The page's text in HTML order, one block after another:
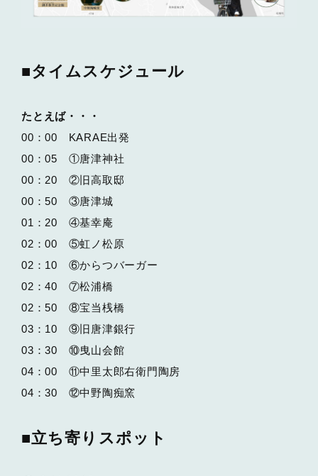
■タイムスケジュール
たとえば・・・
00：00 KARAE出発
00：05 ①唐津神社
00：20 ②旧高取邸
00：50 ③唐津城
01：20 ④基幸庵
02：00 ⑤虹ノ松原
02：10 ⑥からつバーガー
02：40 ⑦松浦橋
02：50 ⑧宝当桟橋
03：10 ⑨旧唐津銀行
03：30 ⑩曳山会館
04：00 ⑪中里太郎右衛門陶房
04：30 ⑫中野陶痴窯
■立ち寄りスポット